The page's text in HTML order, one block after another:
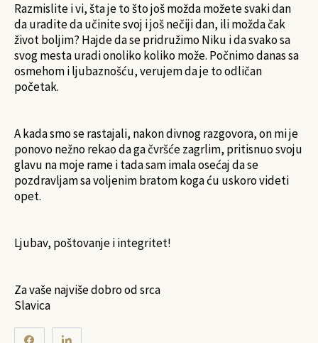
Razmislite i vi, šta je to što još možda možete svaki dan
da uradite da učinite svoj i još nečiji dan, ili možda čak
život boljim? Hajde da se pridružimo Niku i da svako sa
svog mesta uradi onoliko koliko može. Počnimo danas sa
osmehom i ljubaznošću, verujem da je to odličan
početak.
A kada smo se rastajali, nakon divnog razgovora, on mi je
ponovo nežno rekao da ga čvršće zagrlim, pritisnuo svoju
glavu na moje rame i tada sam imala osećaj da se
pozdravljam sa voljenim bratom koga ću uskoro videti
opet.
Ljubav, poštovanje i integritet!
Za vaše najviše dobro od srca
Slavica
Share